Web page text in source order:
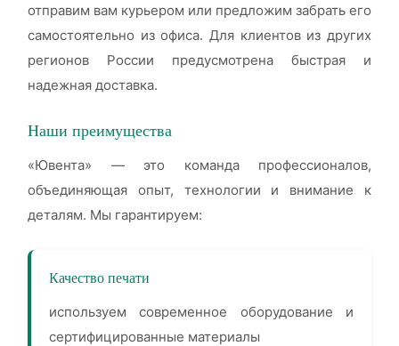
отправим вам курьером или предложим забрать его
самостоятельно из офиса. Для клиентов из других
регионов России предусмотрена быстрая и
надежная доставка.
Наши преимущества
«Ювента» — это команда профессионалов,
объединяющая опыт, технологии и внимание к
деталям. Мы гарантируем:
Качество печати
используем современное оборудование и
сертифицированные материалы